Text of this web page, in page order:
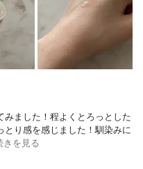
ました！程よくとろっとした
り感を感じました！馴染みに
きを見る